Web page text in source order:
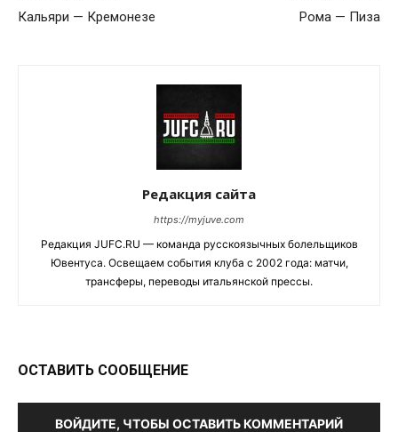
Кальяри — Кремонезе Рома — Пиза
Редакция сайта
https://myjuve.com
Редакция JUFC.RU — команда русскоязычных болельщиков
Ювентуса. Освещаем события клуба с 2002 года: матчи,
трансферы, переводы итальянской прессы.
ОСТАВИТЬ СООБЩЕНИЕ
ВОЙДИТЕ, ЧТОБЫ ОСТАВИТЬ КОММЕНТАРИЙ